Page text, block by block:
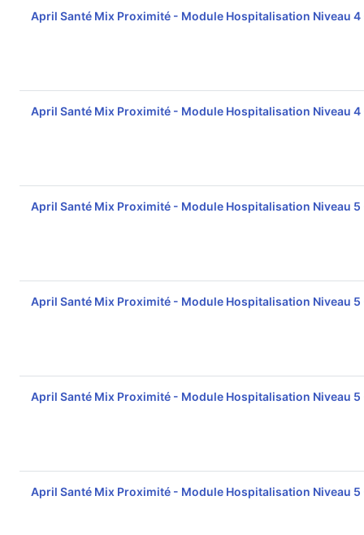
April Santé Mix Proximité - Module Hospitalisation Niveau 4
April Santé Mix Proximité - Module Hospitalisation Niveau 4
April Santé Mix Proximité - Module Hospitalisation Niveau 5
April Santé Mix Proximité - Module Hospitalisation Niveau 5
April Santé Mix Proximité - Module Hospitalisation Niveau 5
April Santé Mix Proximité - Module Hospitalisation Niveau 5